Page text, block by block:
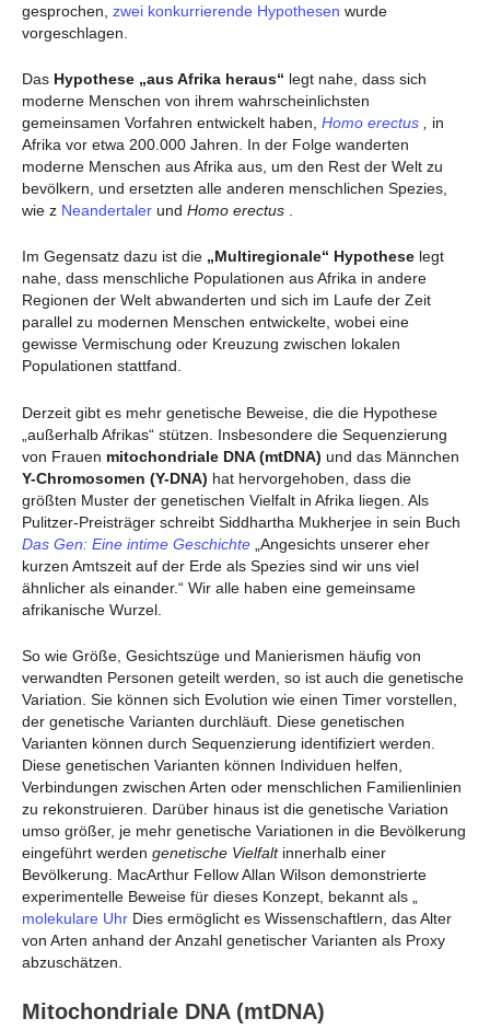
gesprochen, zwei konkurrierende Hypothesen wurde
vorgeschlagen.
Das Hypothese „aus Afrika heraus“ legt nahe, dass sich
moderne Menschen von ihrem wahrscheinlichsten
gemeinsamen Vorfahren entwickelt haben, Homo erectus
in
Afrika vor etwa 200.000 Jahren. In der Folge wanderten
moderne Menschen aus Afrika aus, um den Rest der Welt zu
bevölkern, und ersetzten alle anderen menschlichen Spezies,
wie z Neandertaler und Homo erectus
Im Gegensatz dazu ist die „Multiregionale“ Hypothese legt
nahe, dass menschliche Populationen aus Afrika in andere
Regionen der Welt abwanderten und sich im Laufe der Zeit
parallel zu modernen Menschen entwickelte, wobei eine
gewisse Vermischung oder Kreuzung zwischen lokalen
Populationen stattfand.
Derzeit gibt es mehr genetische Beweise, die die Hypothese
„außerhalb Afrikas“ stützen. Insbesondere die Sequenzierung
von Frauen mitochondriale DNA (mtDNA) und das Männchen
Y-Chromosomen (Y-DNA) hat hervorgehoben, dass die
größten Muster der genetischen Vielfalt in Afrika liegen. Als
Pulitzer-Preisträger schreibt Siddhartha Mukherjee in sein Buch
Das Gen: Eine intime Geschichte „Angesichts unserer eher
kurzen Amtszeit auf der Erde als Spezies sind wir uns viel
ähnlicher als einander.“ Wir alle haben eine gemeinsame
afrikanische Wurzel.
So wie Größe, Gesichtszüge und Manierismen häufig von
verwandten Personen geteilt werden, so ist auch die genetische
Variation. Sie können sich Evolution wie einen Timer vorstellen,
der genetische Varianten durchläuft. Diese genetischen
Varianten können durch Sequenzierung identifiziert werden.
Diese genetischen Varianten können Individuen helfen,
Verbindungen zwischen Arten oder menschlichen Familienlinien
zu rekonstruieren. Darüber hinaus ist die genetische Variation
umso größer, je mehr genetische Variationen in die Bevölkerung
eingeführt werden genetische Vielfaltinnerhalb einer
Bevölkerung. MacArthur Fellow Allan Wilson demonstrierte
experimentelle Beweise für dieses Konzept, bekannt als „
molekulare Uhr Dies ermöglicht es Wissenschaftlern, das Alter
von Arten anhand der Anzahl genetischer Varianten als Proxy
abzuschätzen.
Mitochondriale DNA (mtDNA)